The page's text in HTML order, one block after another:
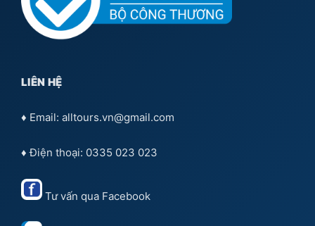
LIÊN HỆ
♦ Email: alltours.vn@gmail.com
♦ Điện thoại: 0335 023 023
Tư vấn qua Facebook